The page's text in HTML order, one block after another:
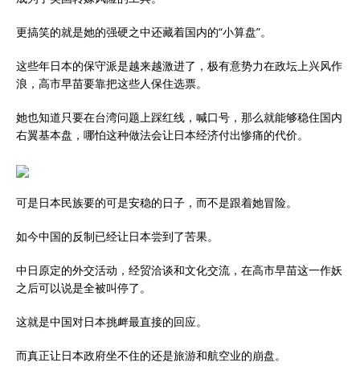
更搞笑的就是她的强硬之中还藏着国内的“小算盘”。
这些年日本的保守派是越来越激进了，极有意势力在政坛上兴风作
浪，高市早苗要靠把这些人保住选票。
她也知道只要在台湾问题上踩红线，喊口号，那么就能够稳住国内
右翼基本盘，哪怕这种做法会让日本经济付出惨痛的代价。
可是日本民族要的可是安稳的日子，而不是跟着她冒险。
如今中国的反制已经让日本尝到了苦果。
中日原定的外交活动，经贸洽谈和文化交流，在高市早苗这一作妖
之后可以说是全被叫停了。
这就是中国对日本挑衅最直接的回应。
而真正让日本政府坐不住的还是旅游和航空业的崩盘。